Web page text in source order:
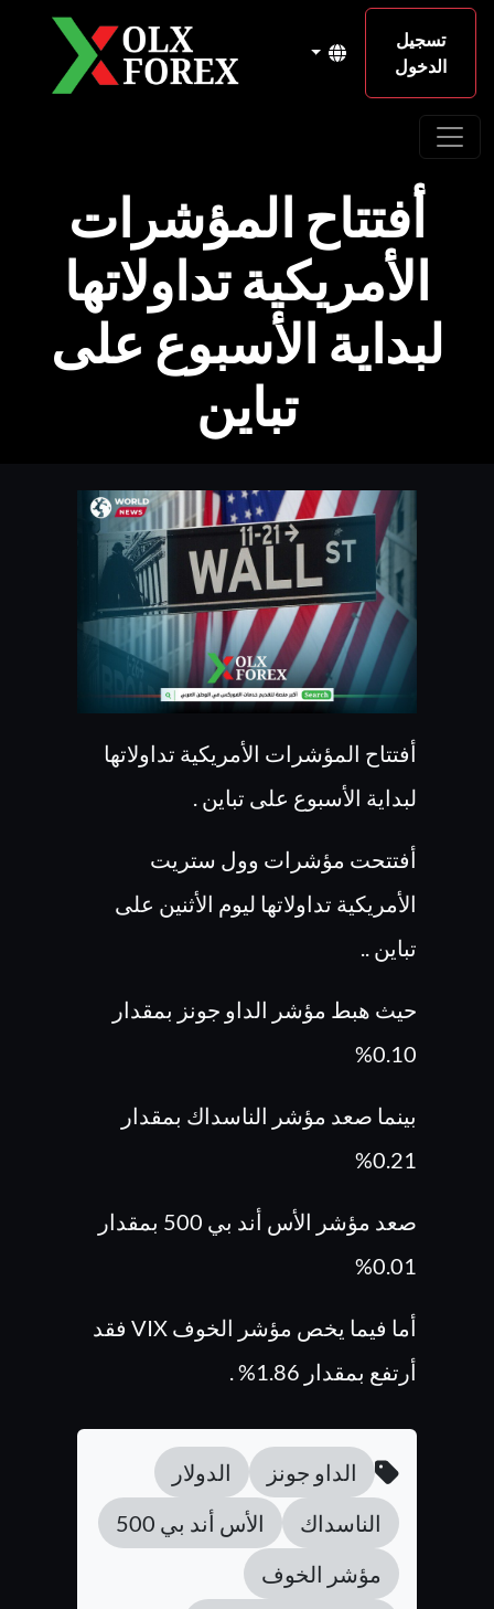
تسجيل
الدخول
أفتتاح المؤشرات
الأمريكية تداولاتها
لبداية الأسبوع على
تباين
أفتتاح المؤشرات الأمريكية تداولاتها
لبداية الأسبوع على تباين .
أفتتحت مؤشرات وول ستريت
الأمريكية تداولاتها ليوم الأثنين على
تباين ..
حيث هبط مؤشر الداو جونز بمقدار
0.10%
بينما صعد مؤشر الناسداك بمقدار
0.21%
صعد مؤشر الأس أند بي 500 بمقدار
0.01%
أما فيما يخص مؤشر الخوف VIX فقد
أرتفع بمقدار 1.86% .
الداو جونز
الدولار
الناسداك
الأس أند بي 500
مؤشر الخوف